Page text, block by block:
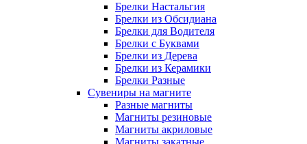
Брелки Настальгия
Брелки из Обсидиана
Брелки для Водителя
Брелки с Буквами
Брелки из Дерева
Брелки из Керамики
Брелки Разные
Сувениры на магните
Разные магниты
Магниты резиновые
Магниты акриловые
Магниты закатные